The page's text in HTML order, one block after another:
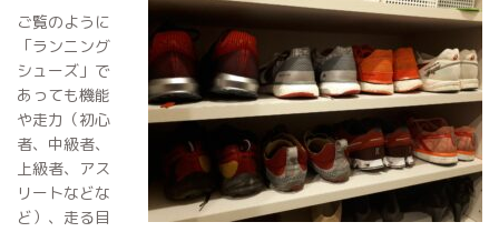
ご覧のように
「ランニング
シューズ」で
あっても機能
や走力（初心
者、中級者、
上級者、アス
リートなどな
ど）、走る目